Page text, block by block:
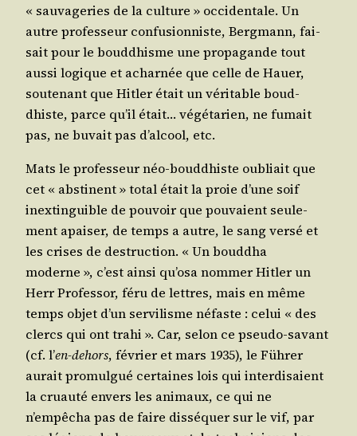
« sau­va­ge­ries de la culture » occi­den­tale. Un
autre pro­fes­seur confu­sion­niste, Berg­mann, fai­
sait pour le boud­dhisme une pro­pa­gande tout
aus­si logique et achar­née que celle de Hauer,
sou­te­nant que Hit­ler était un véri­table boud­
dhiste, parce qu’il était… végé­ta­rien, ne fumait
pas, ne buvait pas d’al­cool, etc.
Mats le pro­fes­seur néo-boud­dhiste oubliait que
cet « abs­ti­nent » total était la proie d’une soif
inex­tin­guible de pou­voir que pou­vaient seule­
ment apai­ser, de temps a autre, le sang ver­sé et
les crises de des­truc­tion. « Un boud­dha
moderne », c’est ain­si qu’o­sa nom­mer Hit­ler un
Herr Pro­fes­sor, féru de lettres, mais en même
temps objet d’un ser­vi­lisme néfaste : celui « des
clercs qui ont tra­hi ». Car, selon ce pseu­do-savant
(cf. l’en-dehors, février et mars 1935), le Füh­rer
aurait pro­mul­gué cer­taines lois qui inter­di­saient
la cruau­té envers les ani­maux, ce qui ne
n’empêcha pas de faire dis­sé­quer sur le vif, par